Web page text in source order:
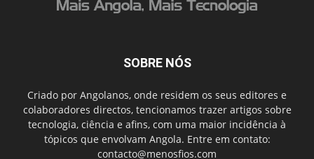
SOBRE NÓS
Criado por Angolanos, onde residem os seus editores e
colaboradores directos, tencionamos trazer artigos sobre
tecnologia, ciência e afins, com uma maior incidência à
tópicos que envolvam Angola. Entre em contato:
contacto@menosfios.com